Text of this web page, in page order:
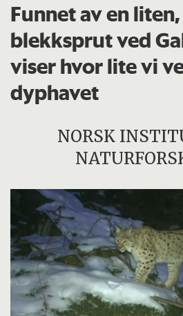
Funnet av en
blekksprut ved
viser hvor lite vi
dyphavet
NORSK